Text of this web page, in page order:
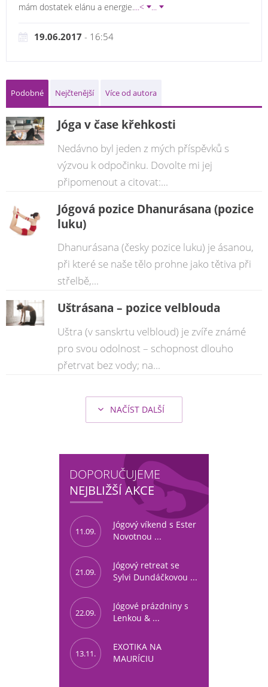
mám dostatek elánu a energie....< ...
19.06.2017 - 16:54
Podobné Nejčtenější Více od autora
Jóga v čase křehkosti
Nedávno byl jeden z mých příspěvků s
výzvou k odpočinku. Dovolte mi jej
připomenout a citovat:...
Jógová pozice Dhanurásana (pozice
luku)
Dhanurásana (česky pozice luku) je ásanou,
při které se naše tělo prohne jako tětiva při
střelbě,...
Uštrásana – pozice velblouda
Uštra (v sanskrtu velbloud) je zvíře známé
pro svou odolnost – schopnost dlouho
přetrvat bez vody; na...
NAČÍST DALŠÍ
DOPORUČUJEME
NEJBLIŽŠÍ AKCE
11.09.
Jógový víkend s Ester
Novotnou ...
21.09.
Jógový retreat se
Sylvi Dundáčkovou ...
22.09.
Jógové prázdniny s
Lenkou & ...
13.11.
EXOTIKA NA
MAURÍCIU